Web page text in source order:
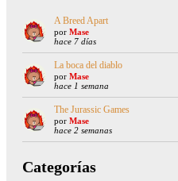
A Breed Apart
por Mase
hace 7 días
La boca del diablo
por Mase
hace 1 semana
The Jurassic Games
por Mase
hace 2 semanas
Categorías